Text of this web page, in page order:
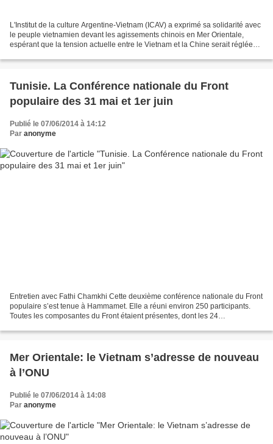
L'Institut de la culture Argentine-Vietnam (ICAV) a exprimé sa solidarité avec
le peuple vietnamien devant les agissements chinois en Mer Orientale,
espérant que la tension actuelle entre le Vietnam et la Chine serait réglée
Tunisie. La Conférence nationale du Front
populaire des 31 mai et 1er juin
Publié le 07/06/2014 à 14:12
Par anonyme
Entretien avec Fathi Chamkhi Cette deuxième conférence nationale du Front
populaire s’est tenue à Hammamet. Elle a réuni environ 250 participants.
Toutes les composantes du Front étaient présentes, dont les 24
Mer Orientale: le Vietnam s’adresse de nouveau
à l’ONU
Publié le 07/06/2014 à 14:08
Par anonyme